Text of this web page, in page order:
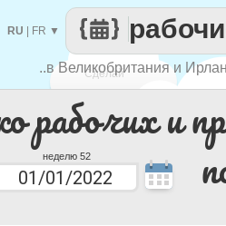
рабочих и
неделю 52
Сделай
каждый
..в Великобритания и
RU FR ▼